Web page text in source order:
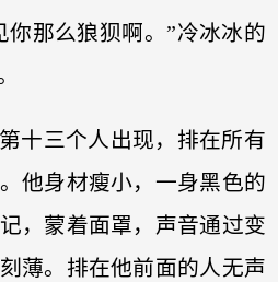
你那么狼狈啊。”冷冰冰的
十三个人出现，排在所有
他身材瘦小，一身黑色的
，蒙着面罩，声音通过变
薄。排在他前面的人无声